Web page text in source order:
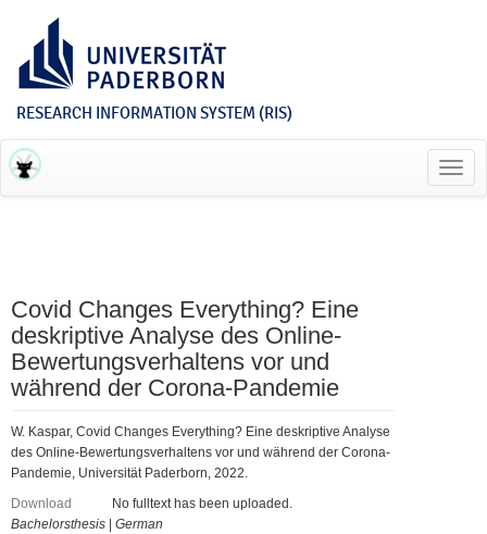
RESEARCH INFORMATION SYSTEM (RIS)
Covid Changes Everything? Eine
deskriptive Analyse des Online-
Bewertungsverhaltens vor und
während der Corona-Pandemie
W. Kaspar, Covid Changes Everything? Eine deskriptive Analyse
des Online-Bewertungsverhaltens vor und während der Corona-
Pandemie, Universität Paderborn, 2022.
Download
No fulltext has been uploaded.
Bachelorsthesis
German